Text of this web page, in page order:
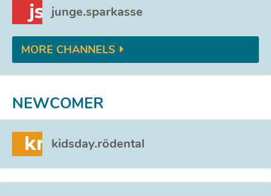
js junge.sparkasse
MORE CHANNELS
NEWCOMER
kr kidsday.rödental